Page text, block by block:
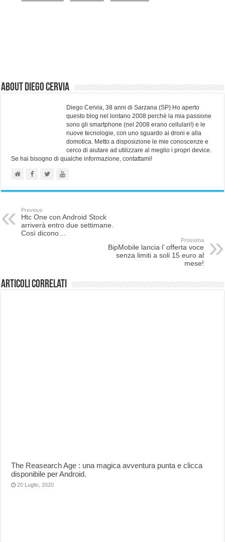
About Diego Cervia
Diego Cervia, 38 anni di Sarzana (SP) Ho aperto
questo blog nel lontano 2008 perchè la mia passione
sono gli smartphone (nel 2008 erano cellulari!) e le
nuove tecnologie, con uno sguardo ai droni e alla
domotica. Metto a disposizione le mie conoscenze e
cerco di aiutare ad utilizzare al meglio i propri device.
Se hai bisogno di qualche informazione, contattami!
Previous
Htc One con Android Stock
arriverà entro due settimane.
Così dicono…
Prossima
BipMobile lancia l’ offerta voce
senza limiti a soli 15 euro al
mese!
Articoli correlati
The Reasearch Age : una magica avventura punta e clicca
disponibile per Android.
20 Luglio, 2020